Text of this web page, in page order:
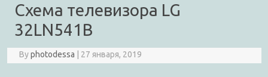
Схема телевизора LG
32LN541B
Byphotodessa 27 января, 2019